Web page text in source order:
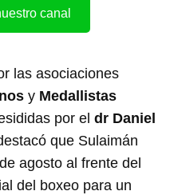
canal
las asociaciones
y Medallistas
por eldr Daniel
que Sulaimán
agosto al frente del
del boxeo para un